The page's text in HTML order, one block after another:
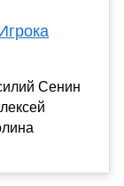
Сенин